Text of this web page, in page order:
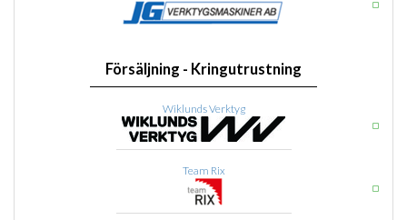
Försäljning - Kringutrustning
Wiklunds Verktyg
Team Rix